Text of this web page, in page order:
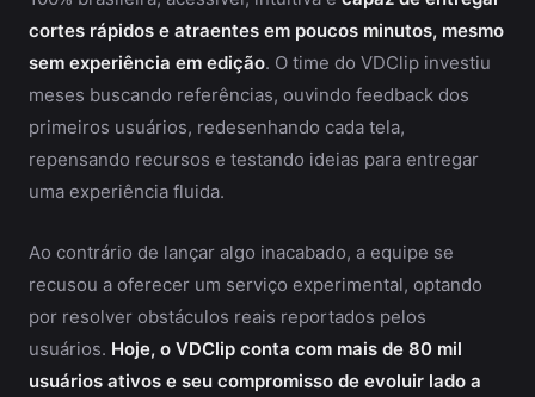
cortes rápidos e atraentes em poucos minutos, mesmo
sem experiência em edição. O time do VDClip investiu
meses buscando referências, ouvindo feedback dos
primeiros usuários, redesenhando cada tela,
repensando recursos e testando ideias para entregar
uma experiência fluida.
Ao contrário de lançar algo inacabado, a equipe se
recusou a oferecer um serviço experimental, optando
por resolver obstáculos reais reportados pelos
usuários. Hoje, o VDClip conta com mais de 80 mil
usuários ativos e seu compromisso de evoluir lado a